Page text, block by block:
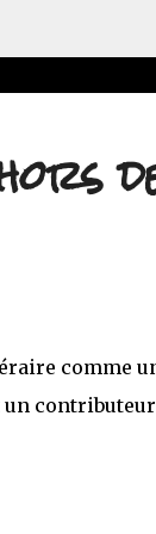
comme
un